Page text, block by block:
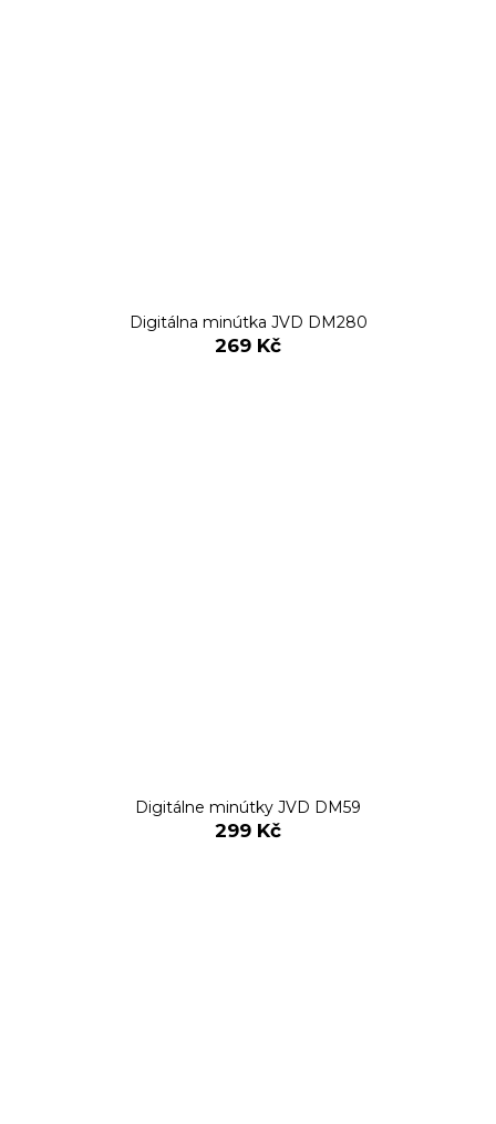
Digitálna minútka JVD DM280
269 Kč
Digitálne minútky JVD DM59
299 Kč